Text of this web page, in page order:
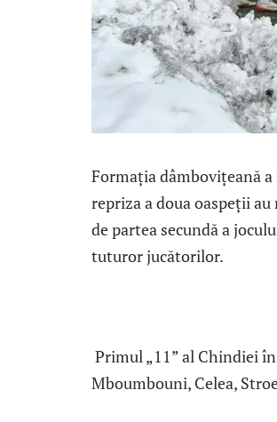
Formația dâmbovițeană
repriza a doua oaspeții
de partea secundă a
tuturor jucătorilor.
Primul „11” al Chindiei
Mboumbouni, Celea,